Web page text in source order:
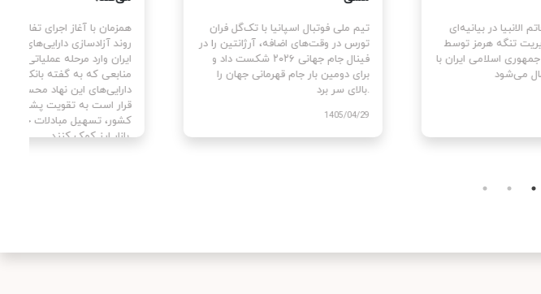
قرارگاه مرکزی خاتم الانبیا در بیانیه‌ای
آورده است: مدیریت تنگه هرمز توسط
نیروهای مسلح جمهوری اسلامی ایران با
اقتدار کامل اعمال می‌شود.
تیم ملی فوتبال اسپانیا با تک‌گل فران
تورس در وقت‌های اضافه، آرژانتین را در
فینال جام جهانی ۲۰۲۶ شکست داد و
برای دومین بار جام قهرمانی جهان را
همزمان
روند
ایران
منابعی
قرار
کشور،
بازار ارز کمک کنند.